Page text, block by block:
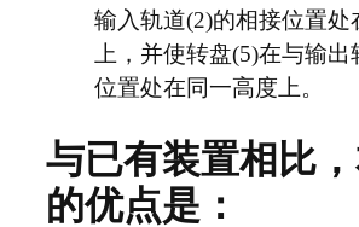
输入轨道(2)的相接位置处
上，并使转盘(5)在与输
位置处在同一高度上。
与已有装置相比
的优点是：